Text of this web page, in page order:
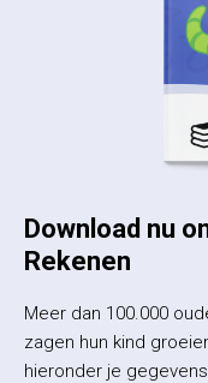
Download nu
Rekenen
Meer dan 100.000
zagen hun kind
hieronder je